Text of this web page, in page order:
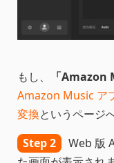
もし、 「Amazon
Amazon Music ア
変換というページ
Step 2
Web 版